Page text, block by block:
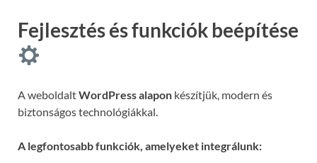
Fejlesztés és funkciók beépítése
A weboldaltWordPress alapon készítjük, modern és
biztonságos technológiákkal.
A legfontosabb funkciók, amelyeket integrálunk: